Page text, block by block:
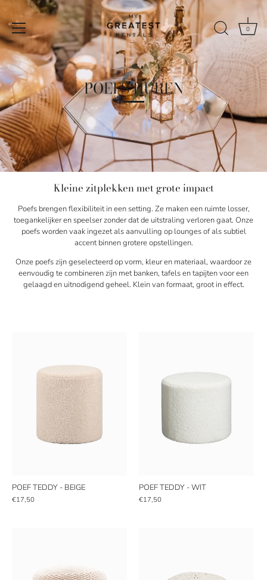
de
content
0
POEFS HUREN
Kleine zitplekken met grote impact
Poefs brengen flexibiliteit in een setting. Ze maken een ruimte losser,
toegankelijker en speelser zonder dat de uitstraling verloren gaat. Onze
poefs worden vaak ingezet als aanvulling op lounges of als subtiel
accent binnen grotere opstellingen.
Onze poefs zijn geselecteerd op vorm, kleur en materiaal, waardoor ze
eenvoudig te combineren zijn met banken, tafels en tapijten voor een
gelaagd en uitnodigend geheel. Klein van formaat, groot in effect.
POEF TEDDY - BEIGE
€17,50
POEF TEDDY - WIT
€17,50